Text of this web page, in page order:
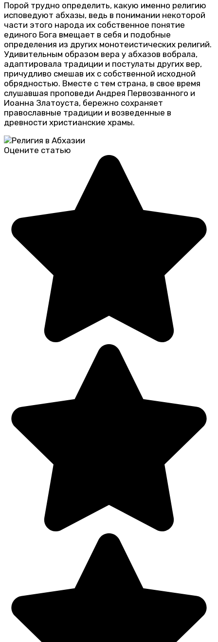
Порой трудно определить, какую именно религию
исповедуют абхазы, ведь в понимании некоторой
части этого народа их собственное понятие
единого Бога вмещает в себя и подобные
определения из других монотеистических религий.
Удивительным образом вера у абхазов вобрала,
адаптировала традиции и постулаты других вер,
причудливо смешав их с собственной исходной
обрядностью. Вместе с тем страна, в свое время
слушавшая проповеди Андрея Первозванного и
Иоанна Златоуста, бережно сохраняет
православные традиции и возведенные в
древности христианские храмы.
Оцените статью